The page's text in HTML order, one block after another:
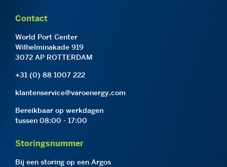
Contact
World Port Center
Wilhelminakade 919
3072 AP ROTTERDAM
+31 (0) 88 1007 222
klantenservice@varoenergy.com
Bereikbaar op werkdagen
tussen 08:00 - 17:00
Storingsnummer
Bij een storing op een Argos